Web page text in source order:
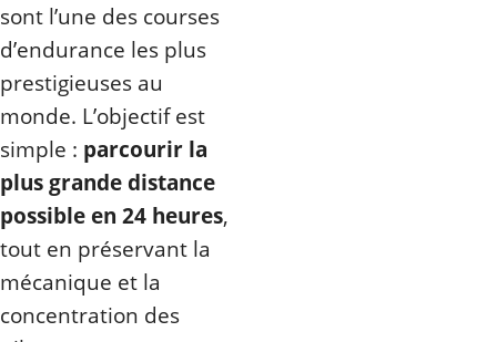
sont l’une des courses
d’endurance les plus
prestigieuses au
monde. L’objectif est
simple : parcourir la
plus grande distance
possible en 24 heures,
tout en préservant la
mécanique et la
concentration des